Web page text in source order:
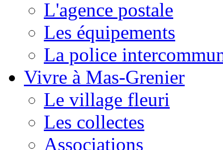
L'agence postale
Les équipements
La police
Vivre à Mas-Grenier
Le village fleuri
Les collectes
Associations